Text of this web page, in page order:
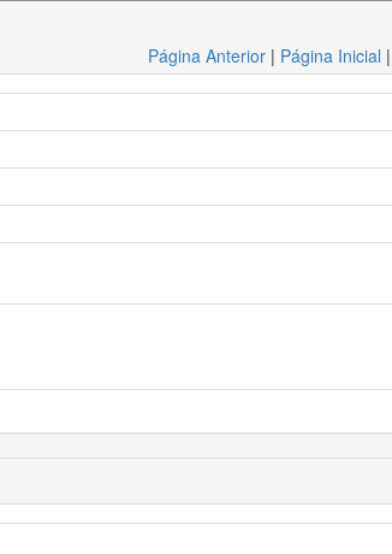
Página Anterior | Página Inicial |